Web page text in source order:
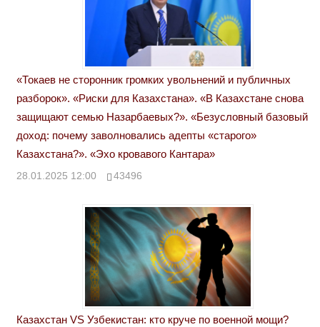
«Токаев не сторонник громких увольнений и публичных
разборок». «Риски для Казахстана». «В Казахстане снова
защищают семью Назарбаевых?». «Безусловный базовый
доход: почему заволновались адепты «старого»
Казахстана?». «Эхо кровавого Кантара»
28.01.2025 12:00 43496
Казахстан VS Узбекистан: кто круче по военной мощи?